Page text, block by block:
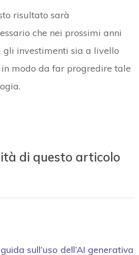
risultato sarà
che nei prossimi anni
gli investimenti sia a livello
modo da far progredire tale
di questo articolo
sull’uso dell’AI generativa